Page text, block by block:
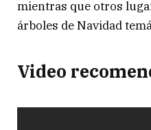
mientras que otros
árboles de Navidad
Video